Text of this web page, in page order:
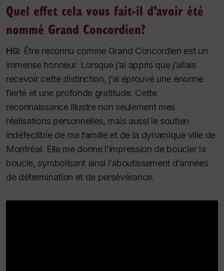
Quel effet cela vous fait-il d’avoir été
nommé Grand Concordien?
HG: Être reconnu comme Grand Concordien est un
immense honneur. Lorsque j’ai appris que j’allais
recevoir cette distinction, j’ai éprouvé une énorme
fierté et une profonde gratitude. Cette
reconnaissance illustre non seulement mes
réalisations personnelles, mais aussi le soutien
indéfectible de ma famille et de la dynamique ville de
Montréal. Elle me donne l’impression de boucler la
boucle, symbolisant ainsi l’aboutissement d’années
de détermination et de persévérance.